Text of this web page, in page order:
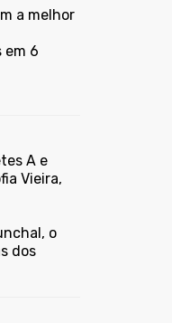
a melhor
em 6
A e
Vieira,
o
dos